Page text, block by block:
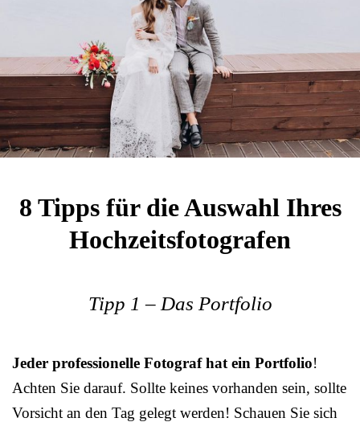
8 Tipps für die Auswahl Ihres
Hochzeitsfotografen
Tipp 1 – Das Portfolio
Jeder professionelle Fotograf hat ein Portfolio!
Achten Sie darauf. Sollte keines vorhanden sein, sollte
Vorsicht an den Tag gelegt werden! Schauen Sie sich